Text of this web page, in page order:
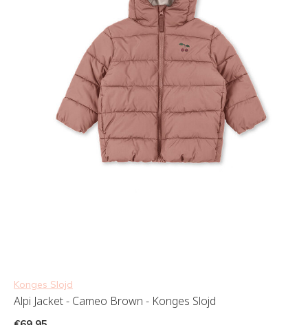
Konges Slojd
Alpi Jacket - Cameo Brown - Konges Slojd